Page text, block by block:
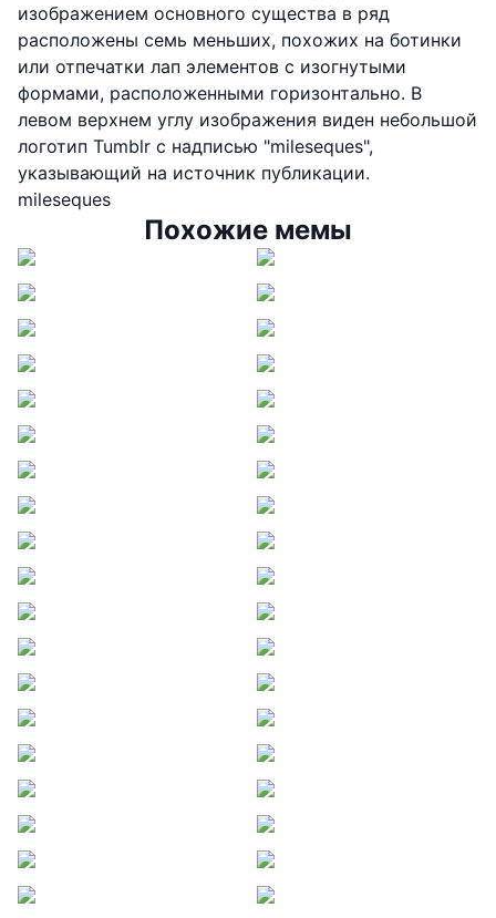
изображением основного существа в ряд
расположены семь меньших, похожих на ботинки
или отпечатки лап элементов с изогнутыми
формами, расположенными горизонтально. В
левом верхнем углу изображения виден небольшой
логотип Tumblr с надписью "mileseques",
указывающий на источник публикации.
mileseques
Похожие мемы